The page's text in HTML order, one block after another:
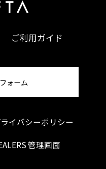
ご利用ガイド
イバシーポリシー
管理画面
ォーム